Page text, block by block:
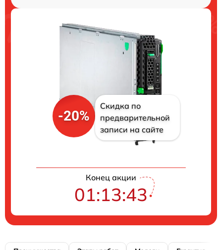
-20%
Скидка по
предварительной
записи на сайте
Конец акции
01:13:42